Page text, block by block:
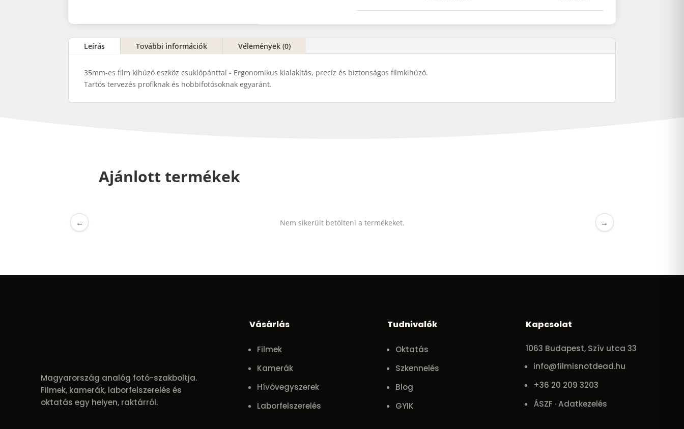
Leírás További információk Vélemények (0)
35mm-es film kihúzó eszköz csuklópánttal - Ergonomikus kialakítás, precíz és biztonságos filmkihúzó.
Tartós tervezés profiknak és hobbifotósoknak egyaránt.
Ajánlott termékek
← →
Nem sikerült betölteni a termékeket.
Magyarország analóg fotó-szakboltja.
Filmek, kamerák, laborfelszerelés és
oktatás egy helyen, raktárról.
Vásárlás
Filmek
Kamerák
Hívóvegyszerek
Laborfelszerelés
Tudnivalók
Oktatás
Szkennelés
Blog
GYIK
Kapcsolat
1063 Budapest, Szív utca 33
info@filmisnotdead.hu
+36 20 209 3203
ÁSZF · Adatkezelés